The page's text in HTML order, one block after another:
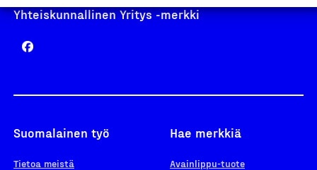
Yhteiskunnallinen Yritys -merkki
Suomalainen työ
Tietoa meistä
Hae merkkiä
Avainlippu-tuote